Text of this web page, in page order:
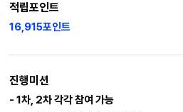
적립포인트
16,915포인트
진행미션
- 1차, 2차 각각 참여 가능